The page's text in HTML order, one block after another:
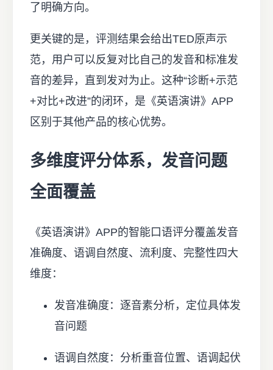
了明确方向。
更关键的是，评测结果会给出TED原声示
范，用户可以反复对比自己的发音和标准发
音的差异，直到发对为止。这种“诊断+示范
+对比+改进”的闭环，是《英语演讲》APP
区别于其他产品的核心优势。
多维度评分体系，发音问题
全面覆盖
《英语演讲》APP的智能口语评分覆盖发音
准确度、语调自然度、流利度、完整性四大
维度：
发音准确度：逐音素分析，定位具体发
音问题
语调自然度：分析重音位置、语调起伏